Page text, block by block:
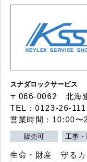
スナダロックサービス
〒066-0062 北海
TEL：0123-26-
営業時間：10:00〜
販売可 工事
生命・財産 守るカ